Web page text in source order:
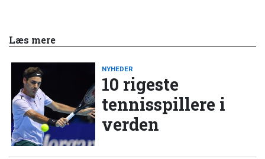
Læs mere
NYHEDER
10 rigeste
tennisspillere i
verden